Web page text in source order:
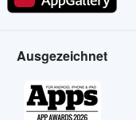
Ausgezeichnet